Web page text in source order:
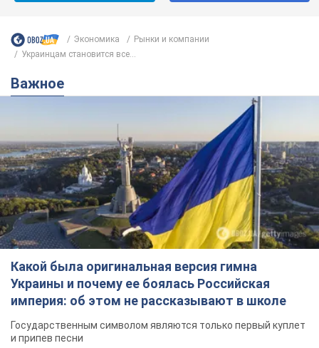
Экономика
Рынки и компании
Украинцам становится все...
Важное
Какой была оригинальная версия гимна
Украины и почему ее боялась Российская
империя: об этом не рассказывают в школе
Государственным символом являются только первый куплет
и припев песни